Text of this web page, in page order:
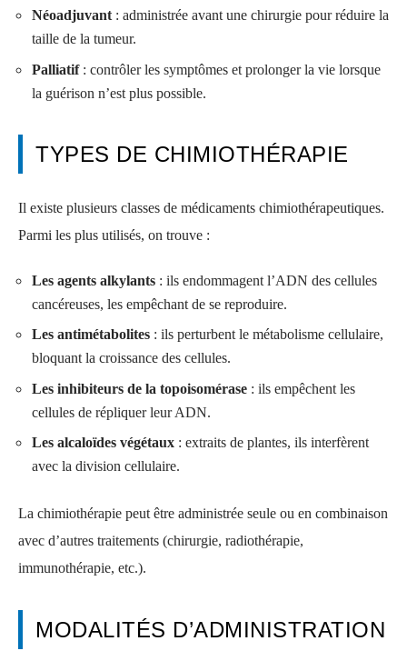
Néoadjuvant : administrée avant une chirurgie pour réduire la
taille de la tumeur.
Palliatif: contrôler les symptômes et prolonger la vie lorsque
la guérison n’est plus possible.
TYPES DE CHIMIOTHÉRAPIE
Il existe plusieurs classes de médicaments chimiothérapeutiques.
Parmi les plus utilisés, on trouve :
Les agents alkylants : ils endommagent l’ADN des cellules
cancéreuses, les empêchant de se reproduire.
Les antimétabolites : ils perturbent le métabolisme cellulaire,
bloquant la croissance des cellules.
Les inhibiteurs de la topoisomérase : ils empêchent les
cellules de répliquer leur ADN.
Les alcaloïdes végétaux : extraits de plantes, ils interfèrent
avec la division cellulaire.
La chimiothérapie peut être administrée seule ou en combinaison
avec d’autres traitements (chirurgie, radiothérapie,
immunothérapie, etc.).
MODALITÉS D’ADMINISTRATION